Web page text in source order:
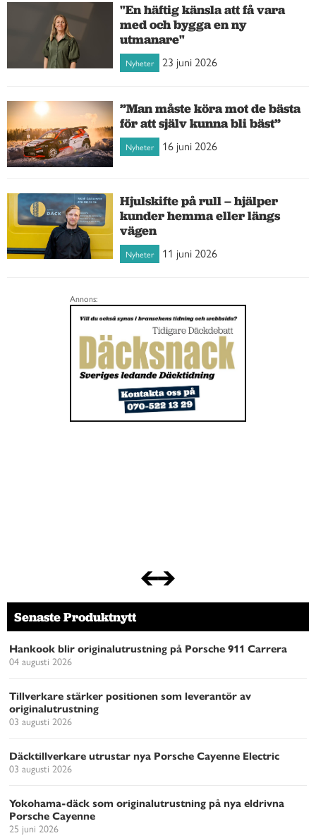
"En häftig känsla att få vara
med och bygga en ny
utmanare"
Nyheter 23 juni 2026
”Man måste köra mot de bästa
för att själv kunna bli bäst”
Nyheter 16 juni 2026
Hjulskifte på rull – hjälper
kunder hemma eller längs
vägen
Nyheter 11 juni 2026
Annons:
Senaste Produktnytt
Hankook blir originalutrustning på Porsche 911 Carrera
04 augusti 2026
Tillverkare stärker positionen som leverantör av
originalutrustning
03 augusti 2026
Däcktillverkare utrustar nya Porsche Cayenne Electric
03 augusti 2026
Yokohama-däck som originalutrustning på nya eldrivna
Porsche Cayenne
25 juni 2026